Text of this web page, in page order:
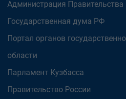
Администрация Правительства
Государственная дума РФ
Портал органов
области
Парламент Кузбасса
Правительство России